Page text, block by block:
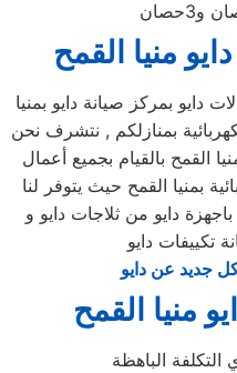
منيا القمح
دايو بمركز صيانة دايو بمنيا
بمنازلكم , نتشرف نحن
القمح بالقيام بجميع أعمال
بمنيا القمح حيث يتوفر لنا
دايو من ثلاجات دايو و
تكييفات دايو
جديد عن دايو
منيا القمح
التكلفة الباهظة